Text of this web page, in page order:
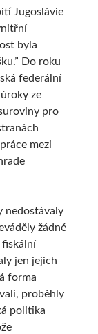
Jugoslávie
byla
Do roku
federální
ze
pro
mezi
nedostávaly
žádné
fiskální
jen jejich
forma
proběhly
politika